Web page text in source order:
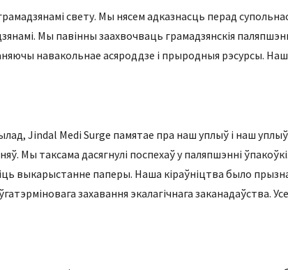
свету. Мы нясем адказнасць перад
Мы павінны заахвочваць грамадзянскія
навакольнае асяроддзе і прыродныя рэсурсы.
Jindal Medi Surge памятае пра наш уплыў і наш
Мы таксама дасягнулі поспехаў у паляпшэнні
выкарыстанне паперы. Наша кіраўніцтва было
захавання экалагічнага заканадаўства.